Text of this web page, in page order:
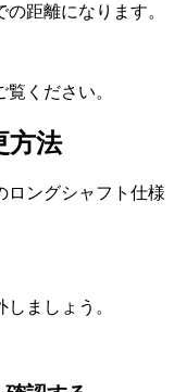
距離になります。
ください。
方法
ロングシャフト仕様
ましょう。